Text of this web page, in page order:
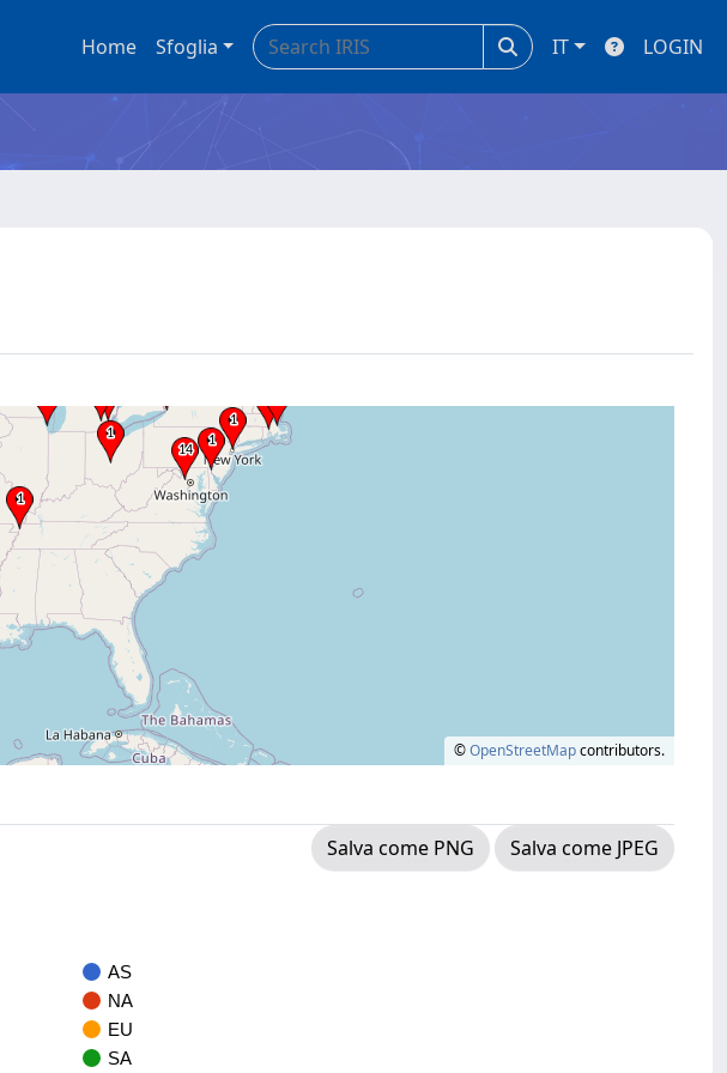
Home Sfoglia IT LOGIN
©OpenStreetMapcontributors.
Salva come PNG
Salva come JPEG
AS
NA
EU
SA